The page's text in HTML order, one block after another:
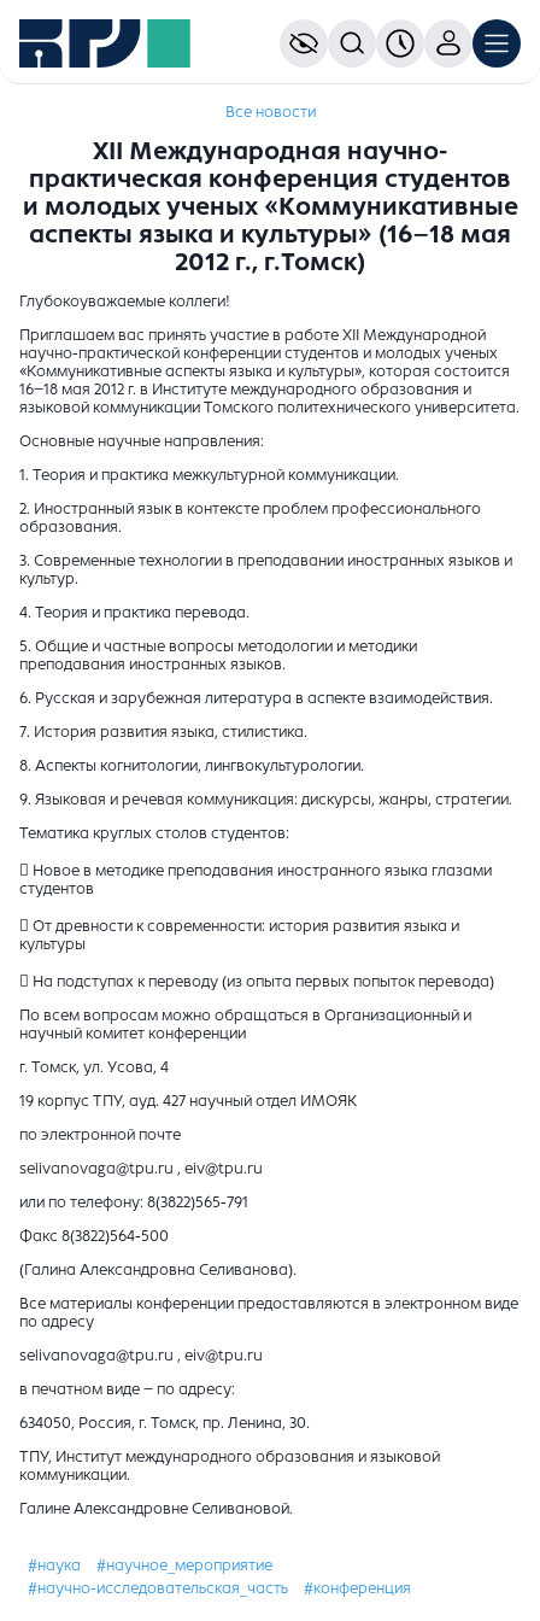
Все новости
XII Международная научно-
практическая конференция студентов
и молодых ученых «Коммуникативные
аспекты языка и культуры» (16–18 мая
2012 г., г.Томск)
Глубокоуважаемые коллеги!
Приглашаем вас принять участие в работе XII Международной
научно-практической конференции студентов и молодых ученых
«Коммуникативные аспекты языка и культуры», которая состоится
16–18 мая 2012 г. в Институте международного образования и
языковой коммуникации Томского политехнического университета.
Основные научные направления:
1. Теория и практика межкультурной коммуникации.
2. Иностранный язык в контексте проблем профессионального
образования.
3. Современные технологии в преподавании иностранных языков и
культур.
4. Теория и практика перевода.
5. Общие и частные вопросы методологии и методики
преподавания иностранных языков.
6. Русская и зарубежная литература в аспекте взаимодействия.
7. История развития языка, стилистика.
8. Аспекты когнитологии, лингвокультурологии.
9. Языковая и речевая коммуникация: дискурсы, жанры, стратегии.
Тематика круглых столов студентов:
 Новое в методике преподавания иностранного языка глазами
студентов
 От древности к современности: история развития языка и
культуры
 На подступах к переводу (из опыта первых попыток перевода)
По всем вопросам можно обращаться в Организационный и
научный комитет конференции
г. Томск, ул. Усова, 4
19 корпус ТПУ, ауд. 427 научный отдел ИМОЯК
по электронной почте
selivanovaga@tpu.ru , eiv@tpu.ru
или по телефону: 8(3822)565-791
Факс 8(3822)564-500
(Галина Александровна Селиванова).
Все материалы конференции предоставляются в электронном виде
по адресу
selivanovaga@tpu.ru , eiv@tpu.ru
в печатном виде – по адресу:
634050, Россия, г. Томск, пр. Ленина, 30.
ТПУ, Институт международного образования и языковой
коммуникации.
Галине Александровне Селивановой.
#наука
#научное_мероприятие
#научно-исследовательская_часть
#конференция